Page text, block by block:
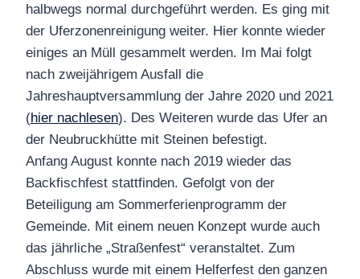
halbwegs normal durchgeführt werden. Es ging mit
der Uferzonenreinigung weiter. Hier konnte wieder
einiges an Müll gesammelt werden. Im Mai folgt
nach zweijährigem Ausfall die
Jahreshauptversammlung der Jahre 2020 und 2021
(hier nachlesen). Des Weiteren wurde das Ufer an
der Neubruckhütte mit Steinen befestigt.
Anfang August konnte nach 2019 wieder das
Backfischfest stattfinden. Gefolgt von der
Beteiligung am Sommerferienprogramm der
Gemeinde. Mit einem neuen Konzept wurde auch
das jährliche „Straßenfest“ veranstaltet. Zum
Abschluss wurde mit einem Helferfest den ganzen